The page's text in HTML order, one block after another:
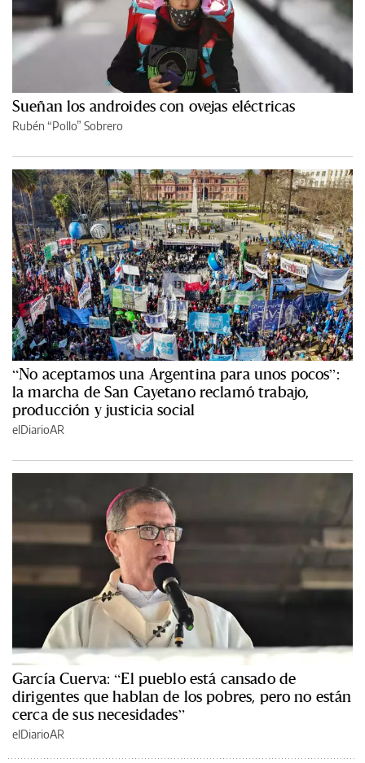
Sueñan los androides con ovejas eléctricas
Rubén “Pollo” Sobrero
“No aceptamos una Argentina para unos pocos”:
la marcha de San Cayetano reclamó trabajo,
producción y justicia social
elDiarioAR
García Cuerva: “El pueblo está cansado de
dirigentes que hablan de los pobres, pero no están
cerca de sus necesidades”
elDiarioAR